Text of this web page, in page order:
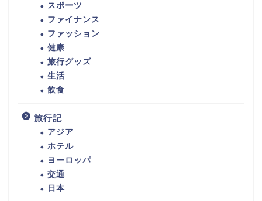
スポーツ
ファイナンス
ファッション
健康
旅行グッズ
生活
飲食
旅行記
アジア
ホテル
ヨーロッパ
交通
日本